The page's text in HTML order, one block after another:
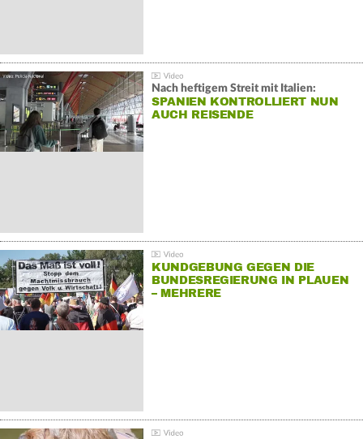
Nach heftigem Streit mit Italien:
SPANIEN KONTROLLIERT NUN
AUCH REISENDE
KUNDGEBUNG GEGEN DIE
BUNDESREGIERUNG IN PLAUEN
– MEHRERE